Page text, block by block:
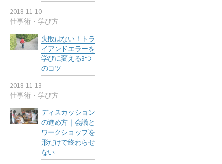
2018-11-10
仕事術・学び方
失敗はない！トラ
イアンドエラーを
学びに変える3つ
のコツ
2018-11-13
仕事術・学び方
ディスカッション
の進め方｜会議と
ワークショップを
形だけで終わらせ
ない